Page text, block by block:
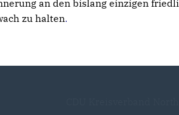
an den bislang einzigen
zu halten.